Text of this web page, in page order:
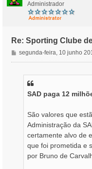
Administrador
Re: Sporting Clube
M
e
segunda-feira, 10 junho
SAD paga 12
São valores que
Administração da
certamente alvo de
que foi prometida e
por Bruno de